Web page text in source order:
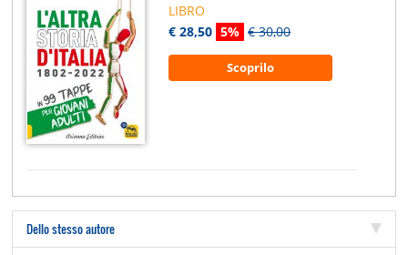
LIBRO
€ 28,50 5% € 30,00
Scoprilo
Dello stesso autore